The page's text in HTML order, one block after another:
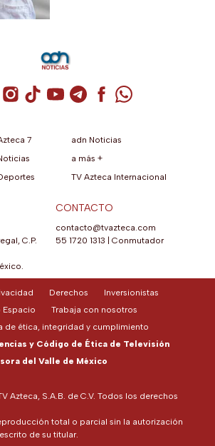
Cuenta de X / Twitter (se abre en una
Cuenta de Instagram (se abre en una
Cuenta de TikTok (se abre en
Cuenta de YouTube (se abre
Cuenta de Telegram (se
Cuenta de
Cuenta de
7
adn Noticias
a más +
TV Azteca Internacional
C.P.
CONTACTO
contacto@tvazteca.com
55 1720 1313
Conmutador
Azteca, S.A.B. de C.V. Todos los derechos
total o parcial sin la autorización
de su titular.
Derechos
Inversionistas
Espacio
Trabaja con nosotros
de ética, integridad y cumplimiento
y Código de Ética de Televisión
del Valle de México